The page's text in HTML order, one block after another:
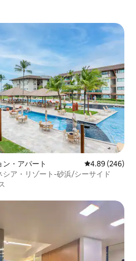
・アパート レビュー246
4.89 (246)
シア・リゾート-砂浜/シーサイド
です。